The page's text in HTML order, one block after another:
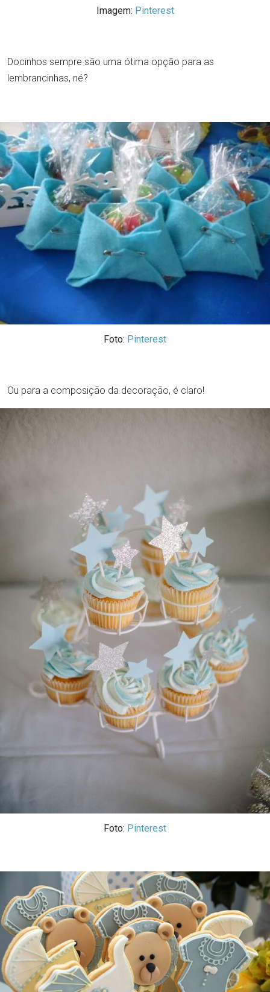
Imagem: Pinterest
Docinhos sempre são uma ótima opção para as
lembrancinhas, né?
Foto: Pinterest
Ou para a composição da decoração, é claro!
Foto: Pinterest